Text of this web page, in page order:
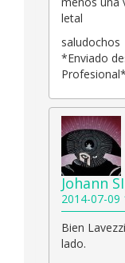
letal
saludochos
*Enviado
Profesional*
Johann
2014-07-09
Bien
lado.